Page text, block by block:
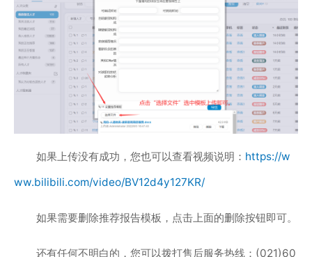
如果上传没有成功，您也可以查看视频说明： https://w
ww.bilibili.com/video/BV12d4y127KR/
如果需要删除推荐报告模板，点击上面的删除按钮即可。
还有任何不明白的，您可以拨打售后服务热线：(021)60